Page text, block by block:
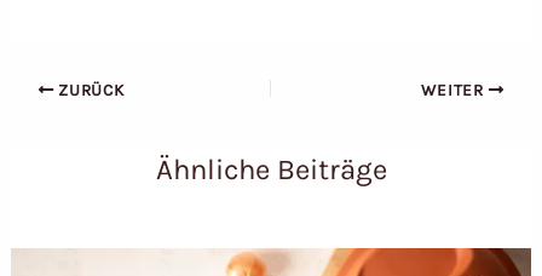
ZURÜCK WEITER
Ähnliche Beiträge